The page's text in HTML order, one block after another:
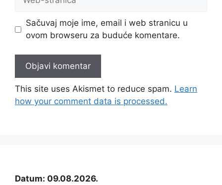
Sačuvaj moje ime, email i web stranicu u
ovom browseru za buduće komentare.
This site uses Akismet to reduce spam. Learn
how your comment data is processed.
Datum: 09.08.2026.